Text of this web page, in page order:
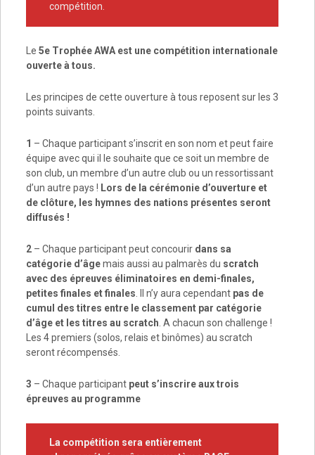
compétition.
Le 5e Trophée AWA est une compétition internationale
ouverte à tous.
Les principes de cette ouverture à tous reposent sur les 3
points suivants.
1 – Chaque participant s’inscrit en son nom et peut faire
équipe avec qui il le souhaite que ce soit un membre de
son club, un membre d’un autre club ou un ressortissant
d’un autre pays ! Lors de la cérémonie d’ouverture et
de clôture, les hymnes des nations présentes seront
diffusés !
2 – Chaque participant peut concourir dans sa
catégorie d’âgemais aussi au palmarès du scratch
avec des épreuves éliminatoires en demi-finales,
petites finales et finales . Il n’y aura cependant pas de
cumul des titres entre le classement par catégorie
d’âge et les titres au scratch . A chacun son challenge !
Les 4 premiers (solos, relais et binômes) au scratch
seront récompensés.
3 – Chaque participant peut s’inscrire aux trois
épreuves au programme
La compétition sera entièrement